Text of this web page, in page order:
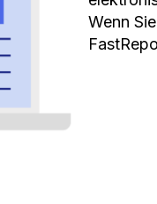
Wenn